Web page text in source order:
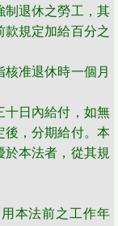
制退休之勞工，其
規定加給百分之
准退休時一個月
十日內給付，如無
後，分期給付。本
本法者，從其規
本法前之工作年